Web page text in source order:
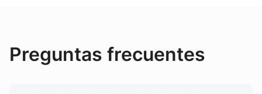
Preguntas frecuentes